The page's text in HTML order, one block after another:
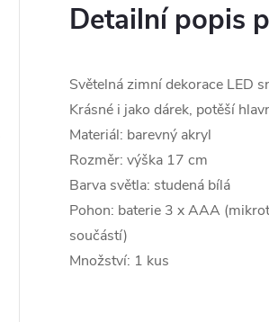
Detailní popis
Světelná zimní dekorace LED
Krásné i jako dárek, potěší
Materiál: barevný akryl
Rozměr: výška 17 cm
Barva světla: studená bílá
Pohon: baterie 3 x AAA
součástí)
Množství: 1 kus